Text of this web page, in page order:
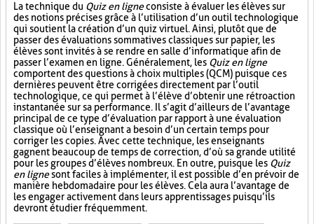
La technique du Quiz en ligneconsiste à évaluer les élèves sur
des notions précises grâce à l’utilisation d’un outil technologique
qui soutient la création d’un quiz virtuel. Ainsi, plutôt que de
passer des évaluations sommatives classiques sur papier, les
élèves sont invités à se rendre en salle d’informatique afin de
passer l’examen en ligne. Généralement, les Quiz en ligne
comportent des questions à choix multiples (QCM) puisque ces
dernières peuvent être corrigées directement par l’outil
technologique, ce qui permet à l’élève d’obtenir une rétroaction
instantanée sur sa performance. Il s’agit d’ailleurs de l’avantage
principal de ce type d’évaluation par rapport à une évaluation
classique où l’enseignant a besoin d’un certain temps pour
corriger les copies. Avec cette technique, les enseignants
gagnent beaucoup de temps de correction, d’où sa grande utilité
pour les groupes d’élèves nombreux. En outre, puisque les Quiz
en lignesont faciles à implémenter, il est possible d’en prévoir de
manière hebdomadaire pour les élèves. Cela aura l’avantage de
les engager activement dans leurs apprentissages puisqu’ils
devront étudier fréquemment.